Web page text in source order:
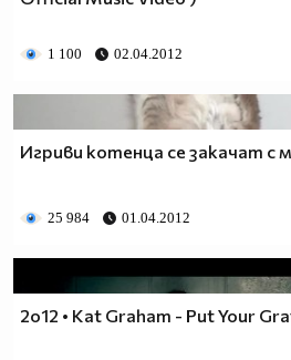
1 100 02.04.2012
Игриви котенца се закачат с
25 984 01.04.2012
2o12 • Kat Graham - Put Your